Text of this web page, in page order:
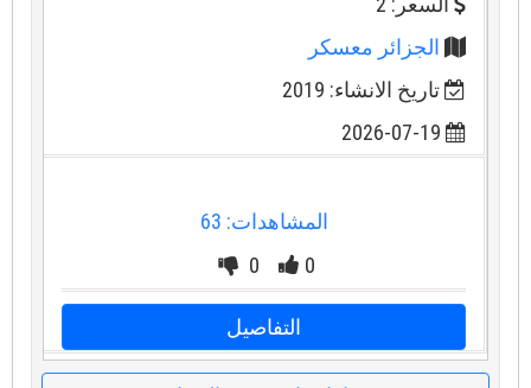
الجزائر معسكر
تاريخ الانشاء: 2019
2026-07-19
المشاهدات: 63
0
0
التفاصيل